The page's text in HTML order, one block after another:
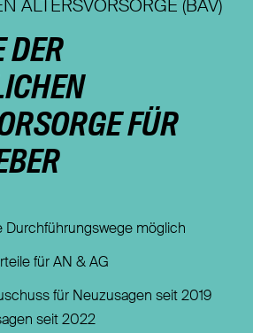
ALTERSVORSORGE (BAV)
DER
FÜR
Durchführungswege möglich
für AN & AG
für Neuzusagen seit 2019
seit 2022